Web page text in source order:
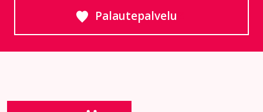
Palautepalvelu
Siirtyy ulkoiselle